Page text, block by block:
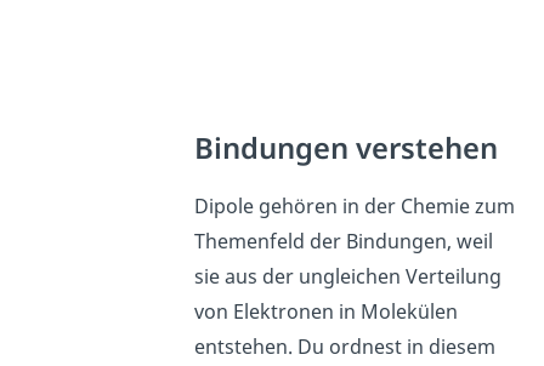
Bindungen verstehen
Dipole gehören in der Chemie zum
Themenfeld der Bindungen, weil
sie aus der ungleichen Verteilung
von Elektronen in Molekülen
entstehen. Du ordnest in diesem